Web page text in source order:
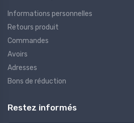
Informations personnelles
Retours produit
Commandes
Avoirs
Adresses
Bons de réduction
Restez informés